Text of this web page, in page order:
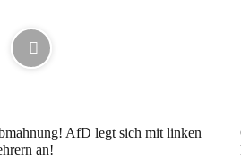
AfD legt sich mit linken
an!